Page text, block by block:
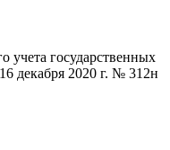
учета государственных
декабря 2020 г. № 312н